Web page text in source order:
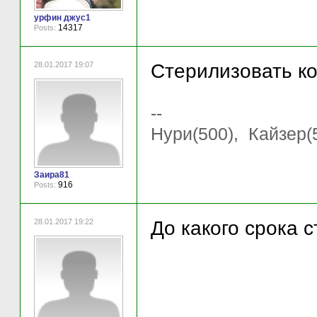
урфин джус1
Posts: 14317
28.01.2017 19:07
Заира81
Posts: 916
Стерилизовать
--
Нури(500),
28.01.2017 19:22 До какого срока